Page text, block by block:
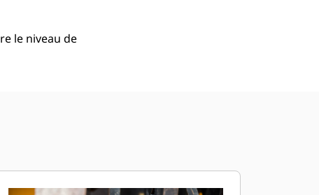
le niveau de